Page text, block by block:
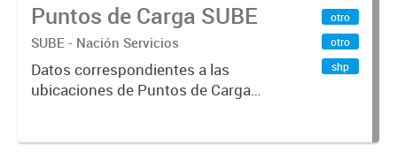
Puntos de Carga SUBE
SUBE - Nación Servicios
Datos correspondientes a las
ubicaciones de Puntos de Carga
otro
otro
shp